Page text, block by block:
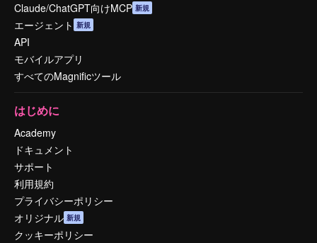
Claude/ChatGPT向けMCP 新規
エージェント 新規
API
モバイルアプリ
すべてのMagnificツール
はじめに
Academy
ドキュメント
サポート
利用規約
プライバシーポリシー
オリジナル 新規
クッキーポリシー